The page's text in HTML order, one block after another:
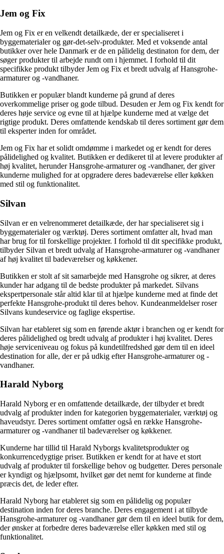
Jem og Fix
Jem og Fix er en velkendt detailkæde, der er specialiseret i
byggematerialer og gør-det-selv-produkter. Med et voksende antal
butikker over hele Danmark er de en pålidelig destinaton for dem, der
søger produkter til arbejde rundt om i hjemmet. I forhold til dit
specifikke produkt tilbyder Jem og Fix et bredt udvalg af Hansgrohe-
armaturer og -vandhaner.
Butikken er populær blandt kunderne på grund af deres
overkommelige priser og gode tilbud. Desuden er Jem og Fix kendt for
deres høje service og evne til at hjælpe kunderne med at vælge det
rigtige produkt. Deres omfattende kendskab til deres sortiment gør dem
til eksperter inden for området.
Jem og Fix har et solidt omdømme i markedet og er kendt for deres
pålidelighed og kvalitet. Butikken er dedikeret til at levere produkter af
høj kvalitet, herunder Hansgrohe-armaturer og -vandhaner, der giver
kunderne mulighed for at opgradere deres badeværelse eller køkken
med stil og funktionalitet.
Silvan
Silvan er en velrenommeret detailkæde, der har specialiseret sig i
byggematerialer og værktøj. Deres sortiment omfatter alt, hvad man
har brug for til forskellige projekter. I forhold til dit specifikke produkt,
tilbyder Silvan et bredt udvalg af Hansgrohe-armaturer og -vandhaner
af høj kvalitet til badeværelser og køkkener.
Butikken er stolt af sit samarbejde med Hansgrohe og sikrer, at deres
kunder har adgang til de bedste produkter på markedet. Silvans
ekspertpersonale står altid klar til at hjælpe kunderne med at finde det
perfekte Hansgrohe-produkt til deres behov. Kundeanmeldelser roser
Silvans kundeservice og faglige ekspertise.
Silvan har etableret sig som en førende aktør i branchen og er kendt for
deres pålidelighed og bredt udvalg af produkter i høj kvalitet. Deres
høje serviceniveau og fokus på kundetilfredshed gør dem til en ideel
destination for alle, der er på udkig efter Hansgrohe-armaturer og -
vandhaner.
Harald Nyborg
Harald Nyborg er en omfattende detailkæde, der tilbyder et bredt
udvalg af produkter inden for kategorien byggematerialer, værktøj og
haveudstyr. Deres sortiment omfatter også en række Hansgrohe-
armaturer og -vandhaner til badeværelser og køkkener.
Kunderne har tillid til Harald Nyborgs kvalitetsprodukter og
konkurrencedygtige priser. Butikken er kendt for at have et stort
udvalg af produkter til forskellige behov og budgetter. Deres personale
er kyndigt og hjælpsomt, hvilket gør det nemt for kunderne at finde
præcis det, de leder efter.
Harald Nyborg har etableret sig som en pålidelig og populær
destination inden for deres branche. Deres engagement i at tilbyde
Hansgrohe-armaturer og -vandhaner gør dem til en ideel butik for dem,
der ønsker at forbedre deres badeværelse eller køkken med stil og
funktionalitet.